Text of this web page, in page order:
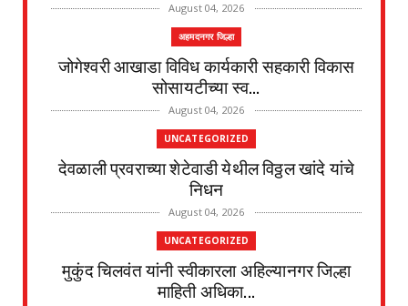
August 04, 2026
अहमदनगर जिल्हा
जोगेश्वरी आखाडा विविध कार्यकारी सहकारी विकास
सोसायटीच्या स्व...
August 04, 2026
UNCATEGORIZED
देवळाली प्रवराच्या शेटेवाडी येथील विठ्ठल खांदे यांचे
निधन
August 04, 2026
UNCATEGORIZED
मुकुंद चिलवंत यांनी स्वीकारला अहिल्यानगर जिल्हा
माहिती अधिका...